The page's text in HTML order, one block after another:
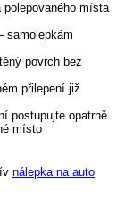
místa
samolepkám
povrch bez
přilepení již
postupujte opatrně
místo
nálepka na auto